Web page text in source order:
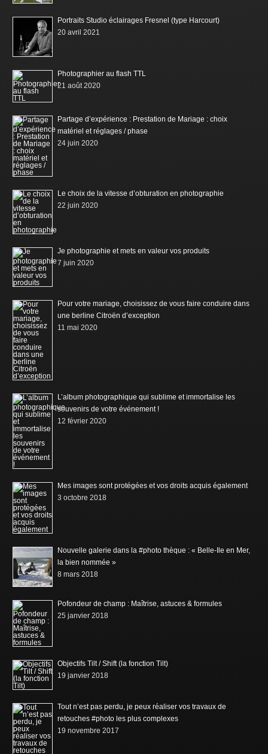
Portraits Studio éclairages Fresnel (type Harcourt)
20 avril 2021
Photographier au flash TTL
21 août 2020
Partage d’expérience : Prestation de Mariage : choix
matériel et réglages / phase
24 juin 2020
Le choix de la vitesse d’obturation en photographie
22 juin 2020
Je photographie et mets en valeur vos produits
7 juin 2020
Pour votre mariage, choisissez de vous faire conduire dans
une berline Citroën d’exception
11 mai 2020
L’album photographique qui sublime et immortalise les
souvenirs de votre événement !
12 février 2020
Mes images sont protégées et vos droits acquis également
3 octobre 2018
Nouvelle galerie dans la #photo thèque : « Belle-Ile en Mer,
la bien nommée »
8 mars 2018
Pofondeur de champ : Maîtrise, astuces & formules
25 janvier 2018
Objectifs Tilt / Shift (la fonction Tilt)
19 janvier 2018
Tout n’est pas perdu, je peux réaliser vos travaux de
retouches #photo les plus complexes
19 novembre 2017